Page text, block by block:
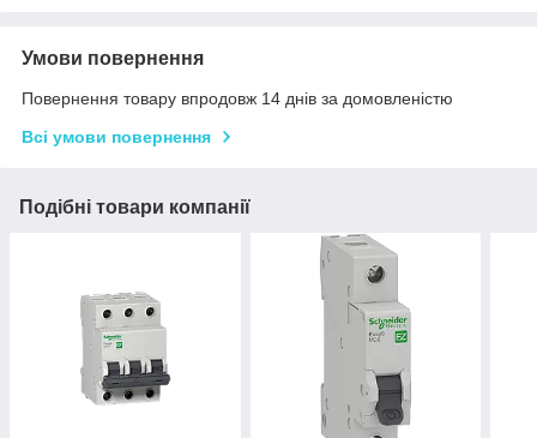
Умови повернення
Повернення товару впродовж 14 днів за домовленістю
Всі умови повернення
Подібні товари компанії